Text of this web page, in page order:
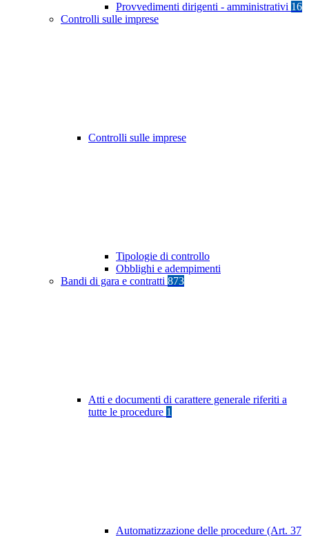
Provvedimenti dirigenti - amministrativi 16
Controlli sulle imprese
Controlli sulle imprese
Tipologie di controllo
Obblighi e adempimenti
Bandi di gara e contratti 873
Atti e documenti di carattere generale riferiti a
tutte le procedure 1
Automatizzazione delle procedure (Art. 37